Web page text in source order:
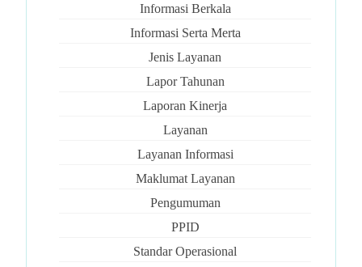
Informasi Berkala
Informasi Serta Merta
Jenis Layanan
Lapor Tahunan
Laporan Kinerja
Layanan
Layanan Informasi
Maklumat Layanan
Pengumuman
PPID
Standar Operasional